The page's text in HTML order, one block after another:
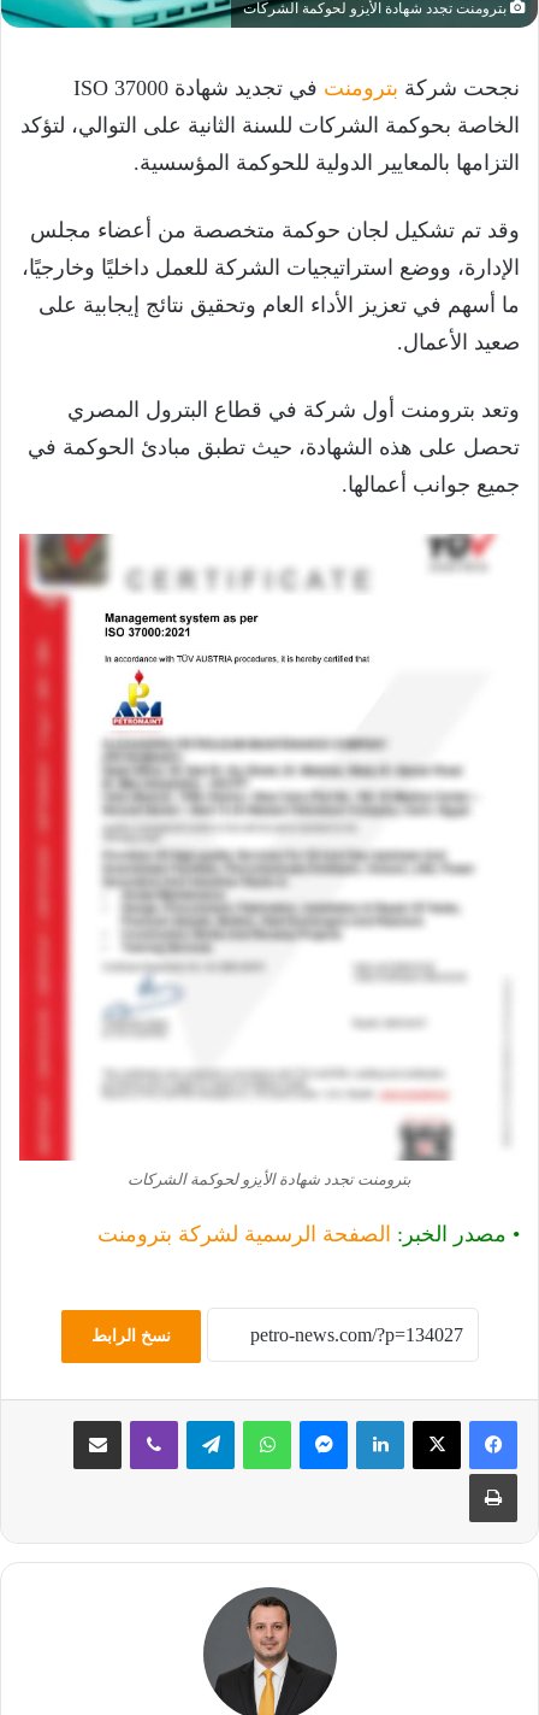
بترومنت تجدد شهادة الأيزو لحوكمة الشركات
نجحت شركة بترومنت
في تجديد شهادة ISO 37000
الخاصة بحوكمة الشركات للسنة الثانية على التوالي، لتؤكد
التزامها بالمعايير الدولية للحوكمة المؤسسية.
وقد تم تشكيل لجان حوكمة متخصصة من أعضاء مجلس
الإدارة، ووضع استراتيجيات الشركة للعمل داخليًا وخارجيًا،
ما أسهم في تعزيز الأداء العام وتحقيق نتائج إيجابية على
صعيد الأعمال.
وتعد بترومنت أول شركة في قطاع البترول المصري
تحصل على هذه الشهادة، حيث تطبق مبادئ الحوكمة في
جميع جوانب أعمالها.
بترومنت تجدد شهادة الأيزو لحوكمة الشركات
• مصدر الخبر: الصفحة الرسمية لشركة بترومنت
نسخ الرابط
لينكدإن ماسنجر واتساب تيلقرام ڤايبر مشاركة عبر البريد
طباعة